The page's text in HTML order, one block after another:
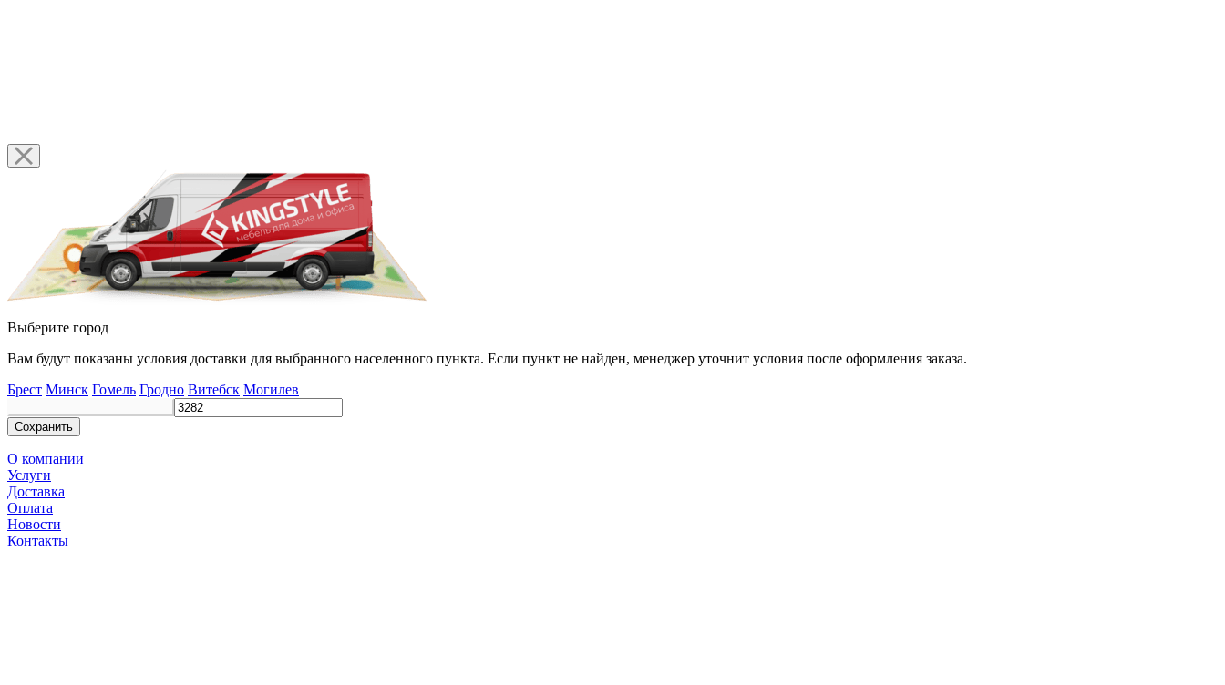
Выберите город
Вам будут показаны условия доставки для выбранного населенного пункта. Если пункт не найден, менеджер уточнит условия после оформления заказа.
Брест Минск Гомель Гродно Витебск Могилев
Сохранить
О компании
Услуги
Доставка
Оплата
Новости
Контакты